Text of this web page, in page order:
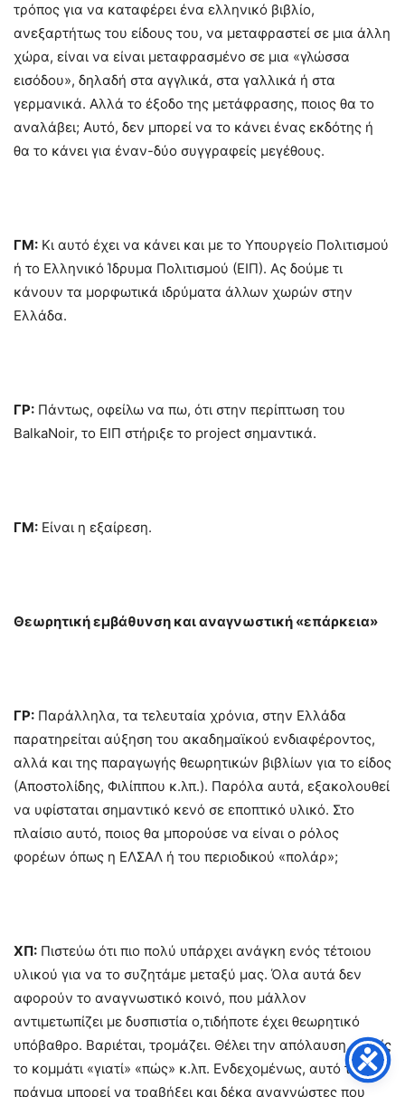
τρόπος για να καταφέρει ένα ελληνικό βιβλίο,
ανεξαρτήτως του είδους του, να μεταφραστεί σε μια άλλη
χώρα, είναι να είναι μεταφρασμένο σε μια «γλώσσα
εισόδου», δηλαδή στα αγγλικά, στα γαλλικά ή στα
γερμανικά. Αλλά το έξοδο της μετάφρασης, ποιος θα το
αναλάβει; Αυτό, δεν μπορεί να το κάνει ένας εκδότης ή
θα το κάνει για έναν-δύο συγγραφείς μεγέθους.
ΓΜ: Κι αυτό έχει να κάνει και με το Υπουργείο Πολιτισμού
ή το Ελληνικό Ίδρυμα Πολιτισμού (ΕΙΠ). Ας δούμε τι
κάνουν τα μορφωτικά ιδρύματα άλλων χωρών στην
Ελλάδα.
ΓΡ: Πάντως, οφείλω να πω, ότι στην περίπτωση του
BalkaNoir, το ΕΙΠ στήριξε το project σημαντικά.
ΓΜ: Είναι η εξαίρεση.
Θεωρητική εμβάθυνση και αναγνωστική «επάρκεια»
ΓΡ: Παράλληλα, τα τελευταία χρόνια, στην Ελλάδα
παρατηρείται αύξηση του ακαδημαϊκού ενδιαφέροντος,
αλλά και της παραγωγής θεωρητικών βιβλίων για το είδος
(Αποστολίδης, Φιλίππου κ.λπ.). Παρόλα αυτά, εξακολουθεί
να υφίσταται σημαντικό κενό σε εποπτικό υλικό. Στο
πλαίσιο αυτό, ποιος θα μπορούσε να είναι ο ρόλος
φορέων όπως η ΕΛΣΑΛ ή του περιοδικού «πολάρ»;
ΧΠ: Πιστεύω ότι πιο πολύ υπάρχει ανάγκη ενός τέτοιου
υλικού για να το συζητάμε μεταξύ μας. Όλα αυτά δεν
αφορούν το αναγνωστικό κοινό, που μάλλον
αντιμετωπίζει με δυσπιστία ο,τιδήποτε έχει θεωρητικό
υπόβαθρο. Βαριέται, τρομάζει. Θέλει την απόλαυση, χωρίς
το κομμάτι «γιατί» «πώς» κ.λπ. Ενδεχομένως, αυτό το
πράγμα μπορεί να τραβήξει και δέκα αναγνώστες που